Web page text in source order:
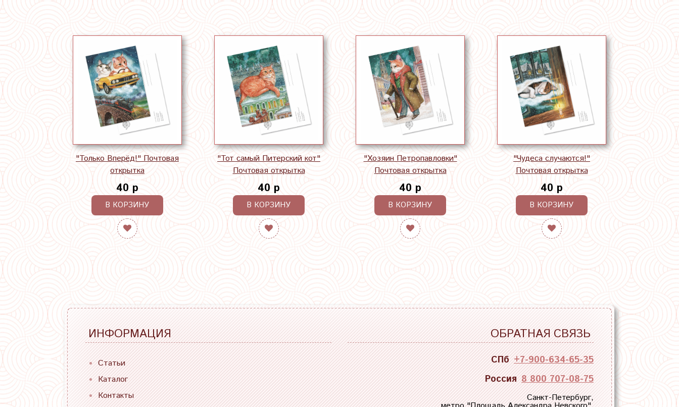
"Только Вперёд!" Почтовая
открытка
40 р
В КОРЗИНУ
"Тот самый Питерский кот"
Почтовая открытка
40 р
В КОРЗИНУ
"Хозяин Петропавловки"
Почтовая открытка
40 р
В КОРЗИНУ
"Чудеса случаются!"
Почтовая открытка
40 р
В КОРЗИНУ
ИНФОРМАЦИЯ
Статьи
Каталог
Контакты
ОБРАТНАЯ СВЯЗЬ
СПб +7-900-634-65-35
Россия 8 800 707-08-75
Санкт-Петербург,